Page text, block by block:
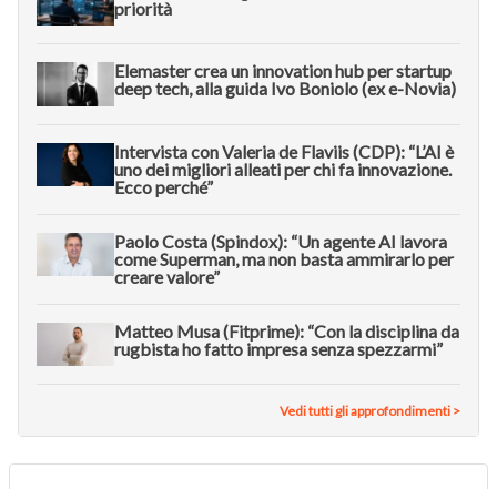
priorità
Elemaster crea un innovation hub per startup
deep tech, alla guida Ivo Boniolo (ex e-Novia)
Intervista con Valeria de Flaviis (CDP): “L’AI è
uno dei migliori alleati per chi fa innovazione.
Ecco perché”
Paolo Costa (Spindox): “Un agente AI lavora
come Superman, ma non basta ammirarlo per
creare valore”
Matteo Musa (Fitprime): “Con la disciplina da
rugbista ho fatto impresa senza spezzarmi”
Vedi tutti gli approfondimenti >